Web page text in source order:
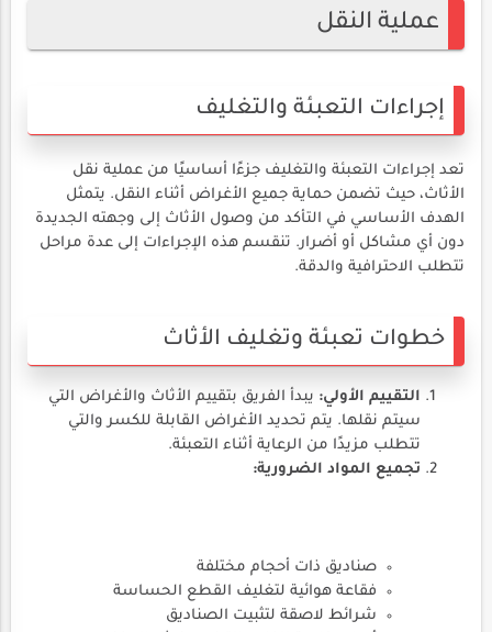
عملية النقل
إجراءات التعبئة والتغليف
تعد إجراءات التعبئة والتغليف جزءًا أساسيًا من عملية نقل
الأثاث، حيث تضمن حماية جميع الأغراض أثناء النقل. يتمثل
الهدف الأساسي في التأكد من وصول الأثاث إلى وجهته الجديدة
دون أي مشاكل أو أضرار. تنقسم هذه الإجراءات إلى عدة مراحل
تتطلب الاحترافية والدقة.
خطوات تعبئة وتغليف الأثاث
التقييم الأولي: يبدأ الفريق بتقييم الأثاث والأغراض التي
سيتم نقلها. يتم تحديد الأغراض القابلة للكسر والتي
تتطلب مزيدًا من الرعاية أثناء التعبئة.
تجميع المواد الضرورية:
صناديق ذات أحجام مختلفة
فقاعة هوائية لتغليف القطع الحساسة
شرائط لاصقة لتثبيت الصناديق